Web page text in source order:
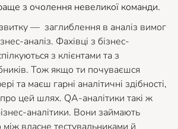
з очолення невеликої команди.
— заглиблення в аналіз вимог
аналіз. Фахівці з бізнес-
з клієнтами та з
Тож якщо ти почуваєшся
та маєш гарні аналітичні здібності,
цей шлях. QA-аналітики такі ж
аналітики. Вони займають